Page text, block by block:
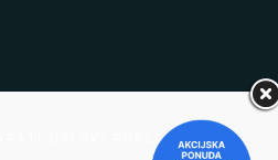
OPŠTI USLOVI POSLOVANJA